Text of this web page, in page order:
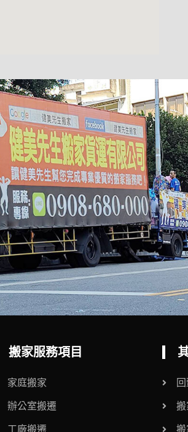
搬家服務項目
家庭搬家
辦公室搬遷
工廠搬遷
搬
搬